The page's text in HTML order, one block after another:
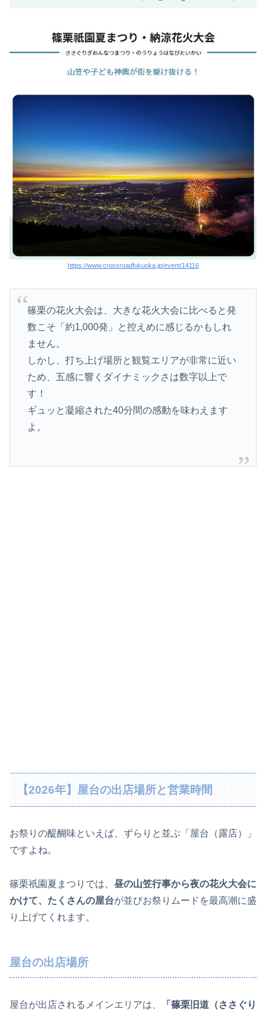
https://www.crossroadfukuoka.jp/event/14116
篠栗の花火大会は、大きな花火大会に比べると発
数こそ「約1,000発」と控えめに感じるかもしれ
ません。
しかし、打ち上げ場所と観覧エリアが非常に近い
ため、五感に響くダイナミックさは数字以上で
す！
ギュッと凝縮された40分間の感動を味わえます
よ。
【2026年】屋台の出店場所と営業時間
お祭りの醍醐味といえば、ずらりと並ぶ「屋台（露店）」
ですよね。
篠栗祇園夏まつりでは、 昼の山笠行事から夜の花火大会に
かけて、たくさんの屋台が並びお祭りムードを最高潮に盛
り上げてくれます。
屋台の出店場所
屋台が出店されるメインエリアは、
「篠栗旧道（ささぐり